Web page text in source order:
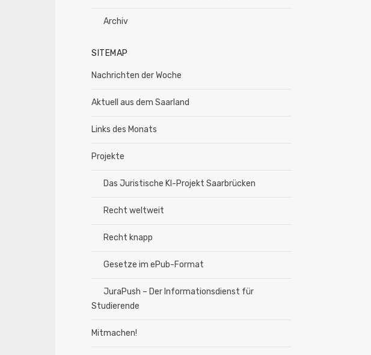
Archiv
SITEMAP
Nachrichten der Woche
Aktuell aus dem Saarland
Links des Monats
Projekte
Das Juristische KI-Projekt Saarbrücken
Recht weltweit
Recht knapp
Gesetze im ePub-Format
JuraPush – Der Informationsdienst für
Studierende
Mitmachen!